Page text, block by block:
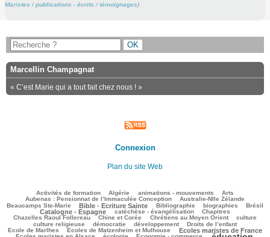
Maristes /publications - écrits /témoignages)
Marcellin Champagnat
« C’est Marie qui a tout fait chez nous ! »
Connexion
Plan du site Web
Activités de formation Algérie animations - mouvements Arts
Aubenas : Pensionnat de l’Immaculée Conception
50/3488 Australie-Nlle Zélande
85/3488
Beaucamps Ste-Marie
954/3488 Bible - Ecriture Sainte
82/3488 Bibliographie
594/3488 biographies
122/3488 Brésil
881/3488
Catalogne - Espagne catéchèse - évangélisation Chapitres
Chazelles Raoul Follereau
141/3488 Chine et Corée
253/3488 Chrétiens au Moyen Orient
526/3488 culture
46/3488
culture religieuse
démocratie développement Droits de l’enfant
Ecole de Marlhes
148/3488 Ecoles de Matzenheim et Mulhouse
990/3488 Ecoles maristes de France
261/3488